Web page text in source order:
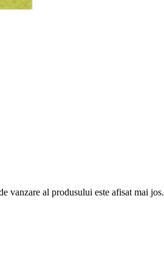
vanzare al produsului este afisat mai jos.